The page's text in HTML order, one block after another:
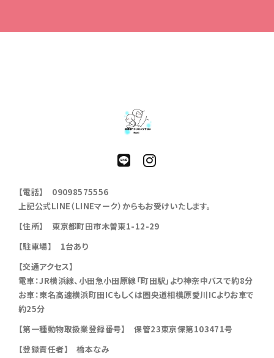
【電話】 09098575556
上記公式LINE（LINEマーク）からもお受けいたします。
【住所】 東京都町田市木曽東1-12-29
【駐車場】 1台あり
【交通アクセス】
電車：JR横浜線、小田急小田原線「町田駅」より神奈中バスで約8分
お車：東名高速横浜町田ICもしくは圏央道相模原愛川ICよりお車で
約25分
【第一種動物取扱業登録番号】 保管23東京保第103471号
【登録責任者】 橋本なみ